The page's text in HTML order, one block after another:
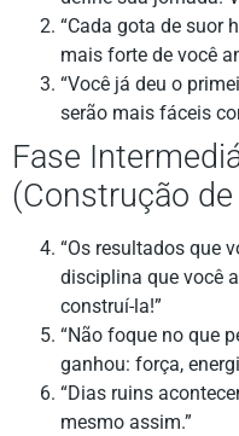
“Cada gota de suor
mais forte de você
“Você já deu o
serão mais fáceis
Fase
(Construção
“Os resultados que
disciplina que você
construí-la!”
“Não foque no que
ganhou: força,
“Dias ruins
mesmo assim.”